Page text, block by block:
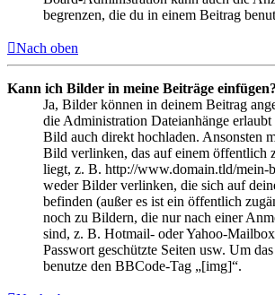
begrenzen, die du in einem Beitrag
Nach oben
Kann ich Bilder in meine Beiträge einfügen?
Ja, Bilder können in deinem Beitrag
die Administration Dateianhänge erlaubt
Bild auch direkt hochladen. Ansonsten
Bild verlinken, das auf einem öffentlich
liegt, z. B. http://www.domain.tld/mein-
weder Bilder verlinken, die sich auf
befinden (außer es ist ein öffentlich
noch zu Bildern, die nur nach einer
sind, z. B. Hotmail- oder Yahoo-
Passwort geschützte Seiten usw. Um
benutze den BBCode-Tag „[img]“.